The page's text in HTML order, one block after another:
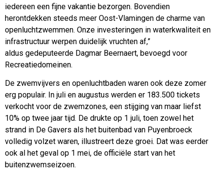
iedereen een fijne vakantie bezorgen. Bovendien
herontdekken steeds meer Oost-Vlamingen de charme van
openluchtzwemmen. Onze investeringen in waterkwaliteit en
infrastructuur werpen duidelijk vruchten af,”
aldus gedeputeerde Dagmar Beernaert, bevoegd voor
Recreatiedomeinen.
De zwemvijvers en openluchtbaden waren ook deze zomer
erg populair. In juli en augustus werden er 183.500 tickets
verkocht voor de zwemzones, een stijging van maar liefst
10% op twee jaar tijd. De drukte op 1 juli, toen zowel het
strand in De Gavers als het buitenbad van Puyenbroeck
volledig volzet waren, illustreert deze groei. Dat was eerder
ook al het geval op 1 mei, de officiële start van het
buitenzwemseizoen.